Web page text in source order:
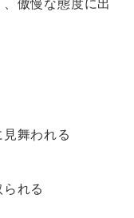
舞われる
れる